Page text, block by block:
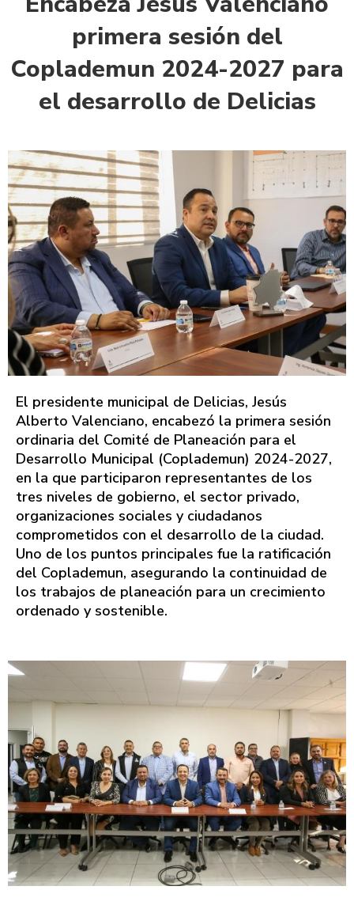
primera sesión del
Coplademun 2024-2027 para
el desarrollo de Delicias
El presidente municipal de Delicias, Jesús
Alberto Valenciano, encabezó la primera sesión
ordinaria del Comité de Planeación para el
Desarrollo Municipal (Coplademun) 2024-2027,
en la que participaron representantes de los
tres niveles de gobierno, el sector privado,
organizaciones sociales y ciudadanos
comprometidos con el desarrollo de la ciudad.
Uno de los puntos principales fue la ratificación
del Coplademun, asegurando la continuidad de
los trabajos de planeación para un crecimiento
ordenado y sostenible.